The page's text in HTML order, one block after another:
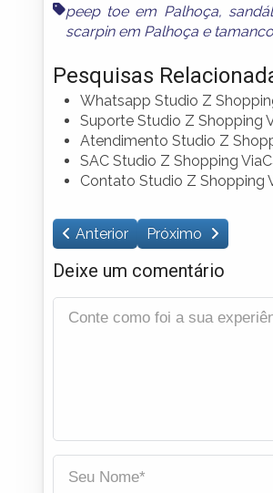
peep toe em Palhoça,
scarpin em Palhoça e
Pesquisas
Whatsapp Studio Z
Suporte Studio Z Shopping
Atendimento Studio Z
SAC Studio Z Shopping
Contato Studio Z Shopping
Anterior Próximo
Deixe um comentário